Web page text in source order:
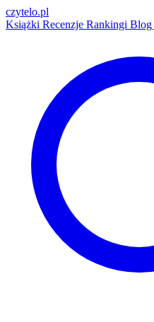
czytelo.pl
Książki Recenzje Rankingi Blog